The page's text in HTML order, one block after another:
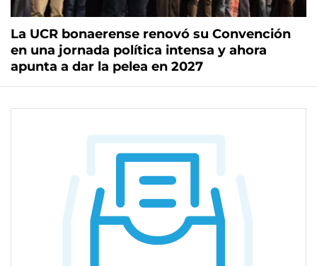
La UCR bonaerense renovó su Convención
en una jornada política intensa y ahora
apunta a dar la pelea en 2027